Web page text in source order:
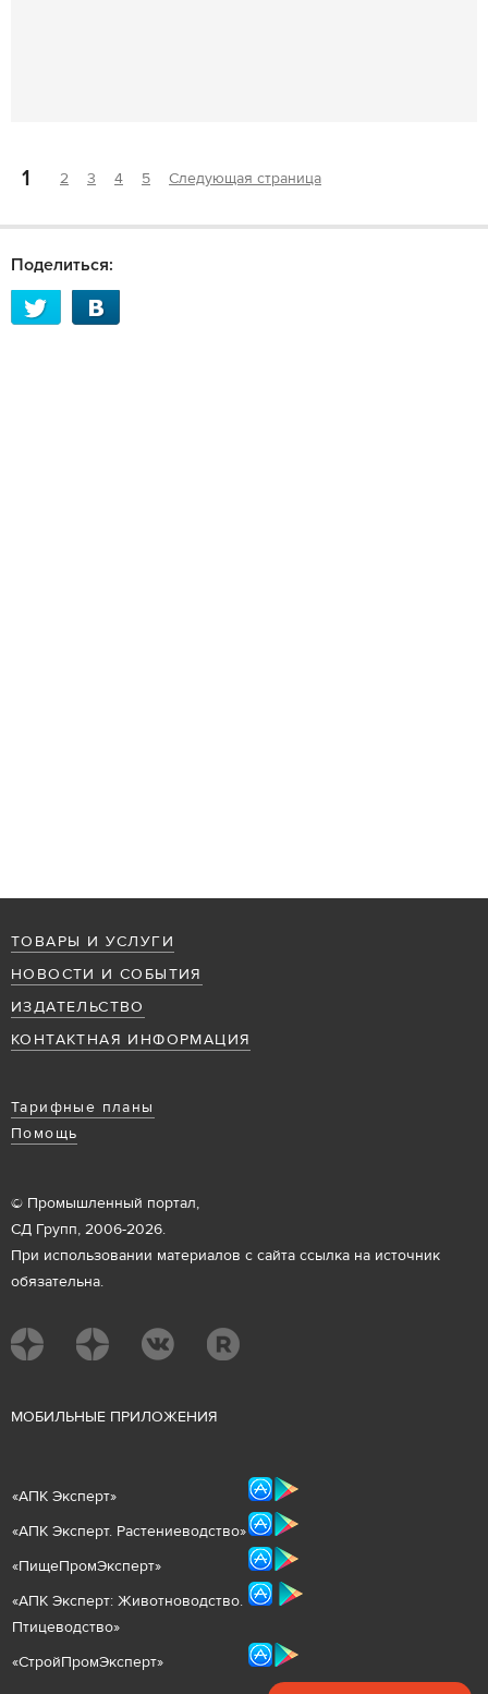
1 2 3 4 5 Следующая страница
Поделиться:
ТОВАРЫ И УСЛУГИ
НОВОСТИ И СОБЫТИЯ
ИЗДАТЕЛЬСТВО
КОНТАКТНАЯ ИНФОРМАЦИЯ
Тарифные планы
Помощь
© Промышленный портал,
СД Групп, 2006-2026.
При использовании материалов с сайта ссылка на источник
обязательна.
МОБИЛЬНЫЕ ПРИЛОЖЕНИЯ
«АПК Эксперт»
«АПК Эксперт. Растениеводство»
«ПищеПромЭксперт»
«АПК Эксперт: Животноводство.
Птицеводство»
«СтройПромЭксперт»